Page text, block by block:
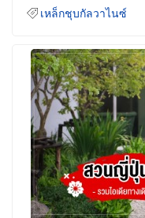
เหล็กชุบกัลวาไนซ์